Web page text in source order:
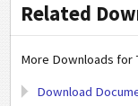
Related
More Downloads for
Download